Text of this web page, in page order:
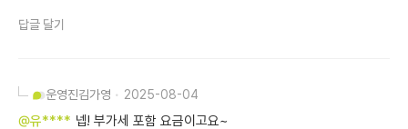
답글 달기
운영진김가영 2025-08-04
@유**** 넵! 부가세 포함 요금이고요~